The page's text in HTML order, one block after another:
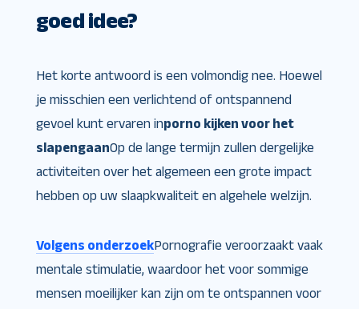
goed idee?
Het korte antwoord is een volmondig nee. Hoewel
je misschien een verlichtend of ontspannend
gevoel kunt ervaren inporno kijken voor het
slapengaanOp de lange termijn zullen dergelijke
activiteiten over het algemeen een grote impact
hebben op uw slaapkwaliteit en algehele welzijn.
Volgens onderzoekPornografie veroorzaakt vaak
mentale stimulatie, waardoor het voor sommige
mensen moeilijker kan zijn om te ontspannen voor